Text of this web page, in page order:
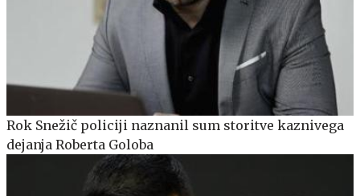
Rok Snežič policiji naznanil sum storitve kaznivega
dejanja Roberta Goloba